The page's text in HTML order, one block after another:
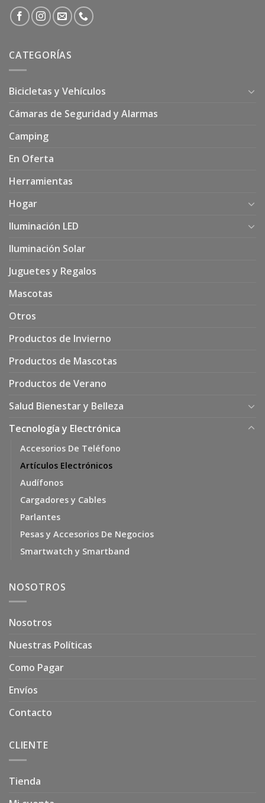
CATEGORÍAS
Bicicletas y Vehículos
Cámaras de Seguridad y Alarmas
Camping
En Oferta
Herramientas
Hogar
Iluminación LED
Iluminación Solar
Juguetes y Regalos
Mascotas
Otros
Productos de Invierno
Productos de Mascotas
Productos de Verano
Salud Bienestar y Belleza
Tecnología y Electrónica
Accesorios De Teléfono
Artículos Electrónicos
Audífonos
Cargadores y Cables
Parlantes
Pesas y Accesorios De Negocios
Smartwatch y Smartband
NOSOTROS
Nosotros
Nuestras Políticas
Como Pagar
Envíos
Contacto
CLIENTE
Tienda